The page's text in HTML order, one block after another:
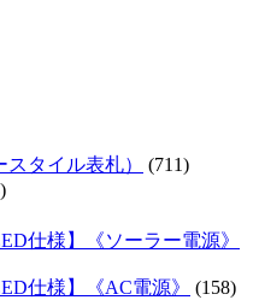
タイル表札）
(711)
仕様】《ソーラー電源》
仕様】《AC電源》
(158)